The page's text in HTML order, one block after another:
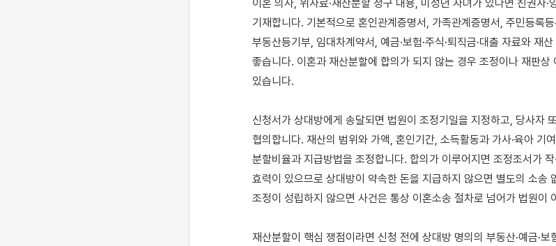
이혼 의사, 위자료·재산분할 청구 내용, 미성년 자녀가 있다면 친권자·
기재합니다. 기본적으로 혼인관계증명서, 가족관계증명서, 주민등록
부동산등기부, 임대차계약서, 예금·보험·주식·퇴직금·대출 자료와 재
좋습니다. 이혼과 재산분할에 합의가 되지 않는 경우 조정이나 재판상
있습니다.
신청서가 상대방에게 송달되면 법원이 조정기일을 지정하고, 당사자
협의합니다. 재산의 범위와 가액, 혼인기간, 소득활동과 가사·육아 기
분할비율과 지급방법을 조정합니다. 합의가 이루어지면 조정조서가
효력이 있으므로 상대방이 약속한 돈을 지급하지 않으면 별도의 소송
조정이 성립하지 않으면 사건은 통상 이혼소송 절차로 넘어가 법원이
재산분할이 핵심 쟁점이라면 신청 전에 상대방 명의의 부동산·예금·보